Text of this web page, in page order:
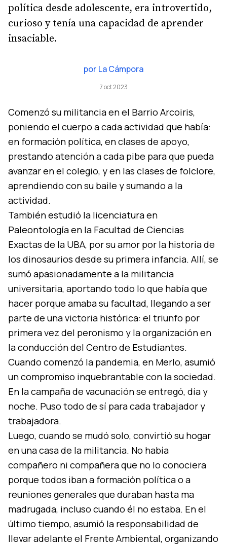
política desde adolescente, era introvertido,
curioso y tenía una capacidad de aprender
insaciable.
por La Cámpora
7 oct 2023
Comenzó su militancia en el Barrio Arcoiris,
poniendo el cuerpo a cada actividad que había:
en formación política, en clases de apoyo,
prestando atención a cada pibe para que pueda
avanzar en el colegio, y en las clases de folclore,
aprendiendo con su baile y sumando a la
actividad.
También estudió la licenciatura en
Paleontología en la Facultad de Ciencias
Exactas de la UBA, por su amor por la historia de
los dinosaurios desde su primera infancia. Allí, se
sumó apasionadamente a la militancia
universitaria, aportando todo lo que había que
hacer porque amaba su facultad, llegando a ser
parte de una victoria histórica: el triunfo por
primera vez del peronismo y la organización en
la conducción del Centro de Estudiantes.
Cuando comenzó la pandemia, en Merlo, asumió
un compromiso inquebrantable con la sociedad.
En la campaña de vacunación se entregó, día y
noche. Puso todo de sí para cada trabajador y
trabajadora.
Luego, cuando se mudó solo, convirtió su hogar
en una casa de la militancia. No había
compañero ni compañera que no lo conociera
porque todos iban a formación política o a
reuniones generales que duraban hasta ma
madrugada, incluso cuando él no estaba. En el
último tiempo, asumió la responsabilidad de
llevar adelante el Frente Ambiental, organizando